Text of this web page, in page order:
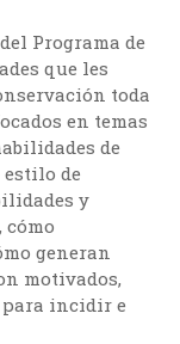
Programa de
que les
toda
en temas
de
de
y
cómo
generan
motivados,
para incidir e